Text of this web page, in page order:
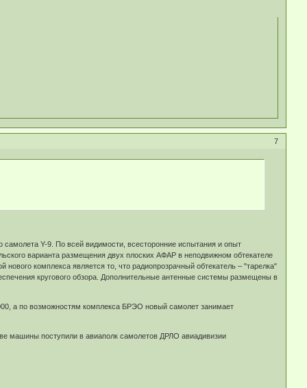
7
Y-9. По всей видимости, всесторонние испытания и опыт
варианта размещения двух плоских АФАР в неподвижном обтекателе
комплекса является то, что радиопрозрачный обтекатель – "тарелка"
кругового обзора. Дополнительные антенные системы размещены в
а по возможностям комплекса БРЭО новый самолет занимает
машины поступили в авиаполк самолетов ДРЛО авиадивизии